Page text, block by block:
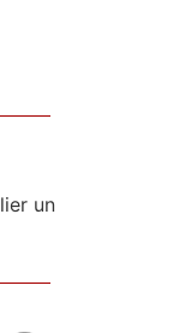
un